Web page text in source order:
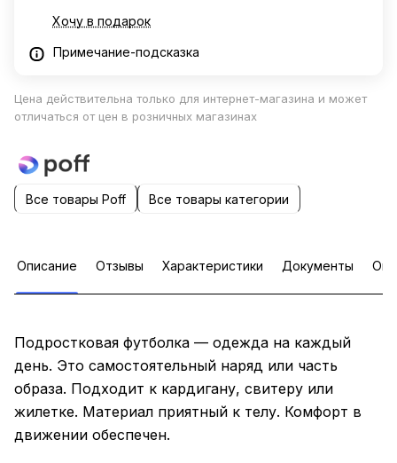
Хочу в подарок
Примечание-подсказка
Цена действительна только для интернет-магазина и может
отличаться от цен в розничных магазинах
Все товары Poff Все товары категории
Описание Отзывы Характеристики Документы
Подростковая футболка — одежда на каждый
день. Это самостоятельный наряд или часть
образа. Подходит к кардигану, свитеру или
жилетке. Материал приятный к телу. Комфорт в
движении обеспечен.